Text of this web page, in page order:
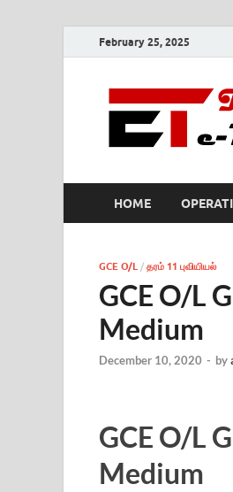
February 25, 2025
HOME
GCE O/L / தரம் 11 புவியியல்
GCE O/L
Medium
December 10, 2020 - by
GCE O/L
Medium